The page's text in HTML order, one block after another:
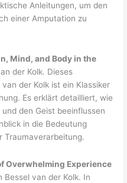
Anleitungen, um den
einer Amputation zu
Mind, and Body in the
der Kolk. Dieses
der Kolk ist ein Klassiker
Es erklärt detailliert, wie
den Geist beeinflussen
in die Bedeutung
Traumaverarbeitung.
Overwhelming Experience
Bessel van der Kolk. In